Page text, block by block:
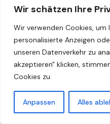
Wir schätzen Ihre
Wir verwenden Cookies, um
personalisierte Anzeigen
unseren Datenverkehr zu
akzeptieren" klicken,
Cookies zu.
Anpassen Alles